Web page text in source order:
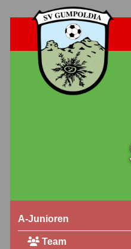
A-Junioren
Team